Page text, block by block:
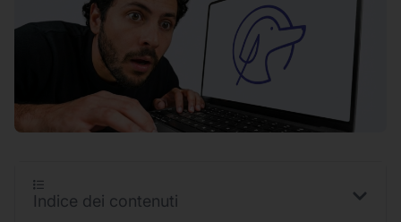
Indice dei contenuti